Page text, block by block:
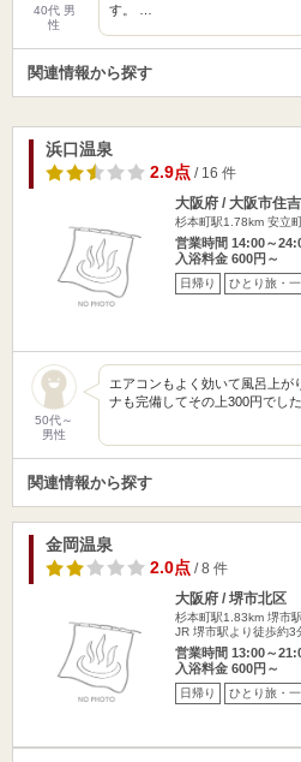
40代 男
性
す。 …
関連情報から探す
浜口温泉
2.9点/ 16 件
大阪府 / 大阪市住
杉本町駅1.78km 安立
営業時間 14:00～
入浴料金 600円～
日帰り ひとり旅・
50代～
男性
エアコンもよく効いて風呂上が
ナも完備してその上300円でした
関連情報から探す
金岡温泉
2.0点/ 8 件
大阪府 / 堺市北区
杉本町駅1.83km 堺市
JR 堺市駅より徒歩約3
営業時間 13:00～
入浴料金 600円～
日帰り ひとり旅・